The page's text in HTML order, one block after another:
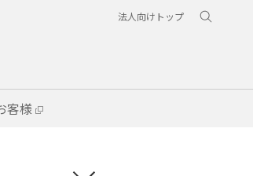
法人向けトップ
客様